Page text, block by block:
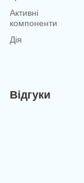
Активні
компоненти
Дія
Відгуки